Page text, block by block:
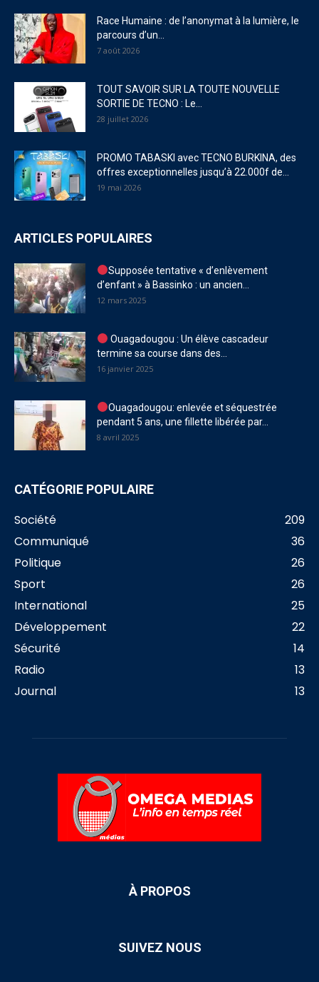
Race Humaine : de l’anonymat à la lumière, le
parcours d’un...
7 août 2026
TOUT SAVOIR SUR LA TOUTE NOUVELLE
SORTIE DE TECNO : Le...
28 juillet 2026
PROMO TABASKI avec TECNO BURKINA, des
offres exceptionnelles jusqu’à 22.000f de...
19 mai 2026
ARTICLES POPULAIRES
Supposée tentative « d’enlèvement
d’enfant » à Bassinko : un ancien...
12 mars 2025
Ouagadougou : Un élève cascadeur
termine sa course dans des...
16 janvier 2025
Ouagadougou: enlevée et séquestrée
pendant 5 ans, une fillette libérée par...
8 avril 2025
CATÉGORIE POPULAIRE
Société
209
Communiqué
36
Politique
26
Sport
26
International
25
Développement
22
Sécurité
14
Radio
13
Journal
13
À PROPOS
SUIVEZ NOUS